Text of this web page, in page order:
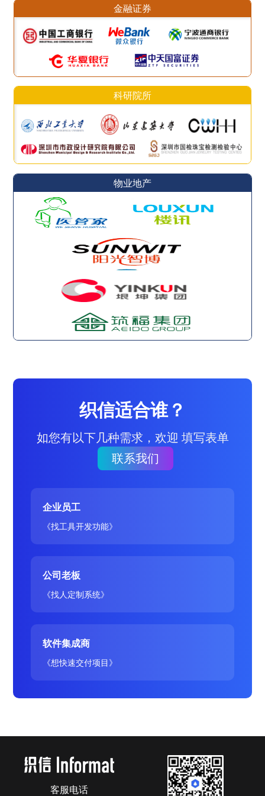
金融证券
科研院所
物业地产
织信适合谁？
如您有以下几种需求，欢迎 填写表单
联系我们
企业员工
《找工具开发功能》
公司老板
《找人定制系统》
软件集成商
《想快速交付项目》
客服电话